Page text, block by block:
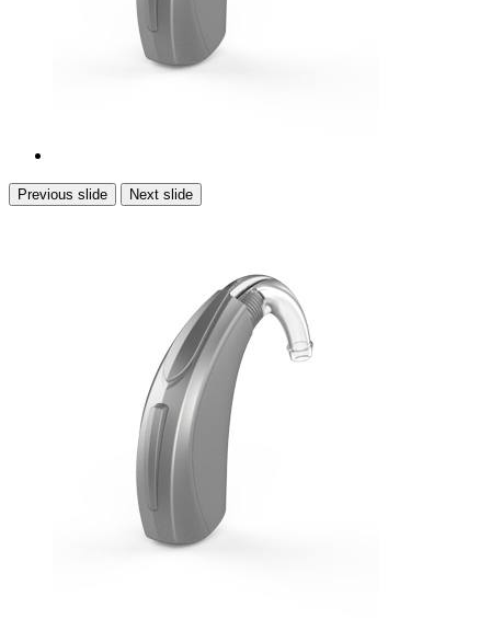
Previous slide Next slide